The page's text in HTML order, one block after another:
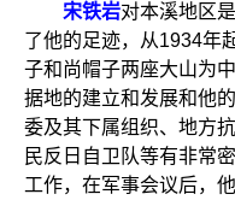
宋铁岩对本溪地区
了他的足迹，从1934年
子和尚帽子两座大山为
据地的建立和发展和他
委及其下属组织、地方
民反日自卫队等有非常
工作，在军事会议后，